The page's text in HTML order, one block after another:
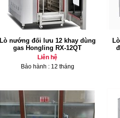
Lò nướng đối lưu 12 khay dùng
gas Hongling RX-12QT
Liên hệ
Bảo hành : 12 tháng